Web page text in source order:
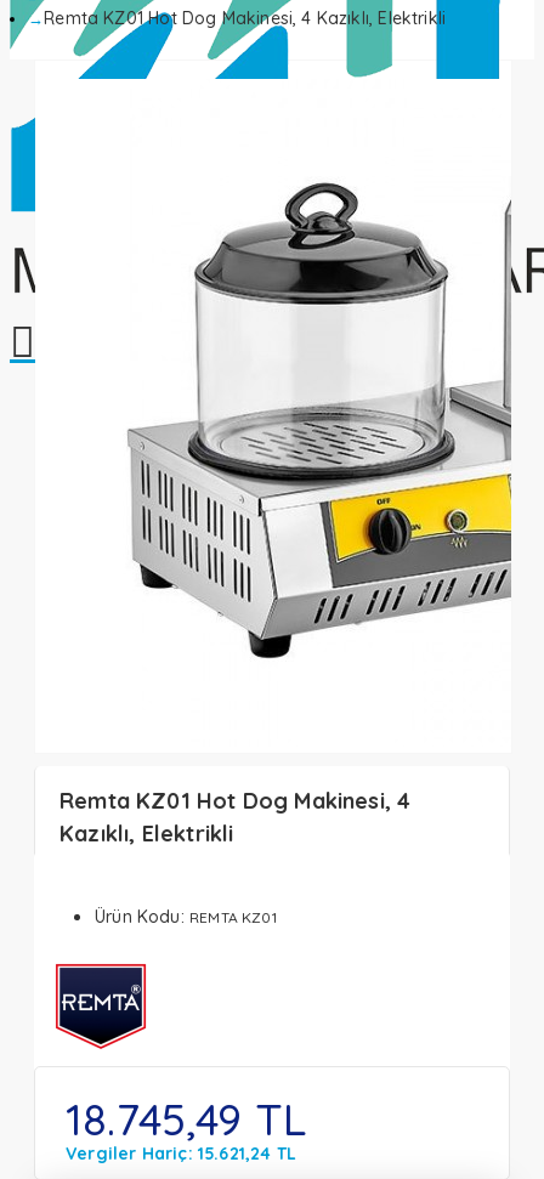
Alışveriş sepetiniz boş!
Remta KZ01 Hot Dog Makinesi, 4 Kazıklı, Elektrikli
Remta KZ01 Hot Dog Makinesi, 4
Kazıklı, Elektrikli
Ürün Kodu: REMTA KZ01
18.745,49 TL
Vergiler Hariç: 15.621,24 TL